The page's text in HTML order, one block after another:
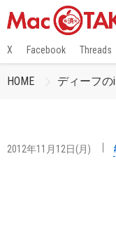
X Facebook Threads
HOME ディーフの
2012年11月12日(月)